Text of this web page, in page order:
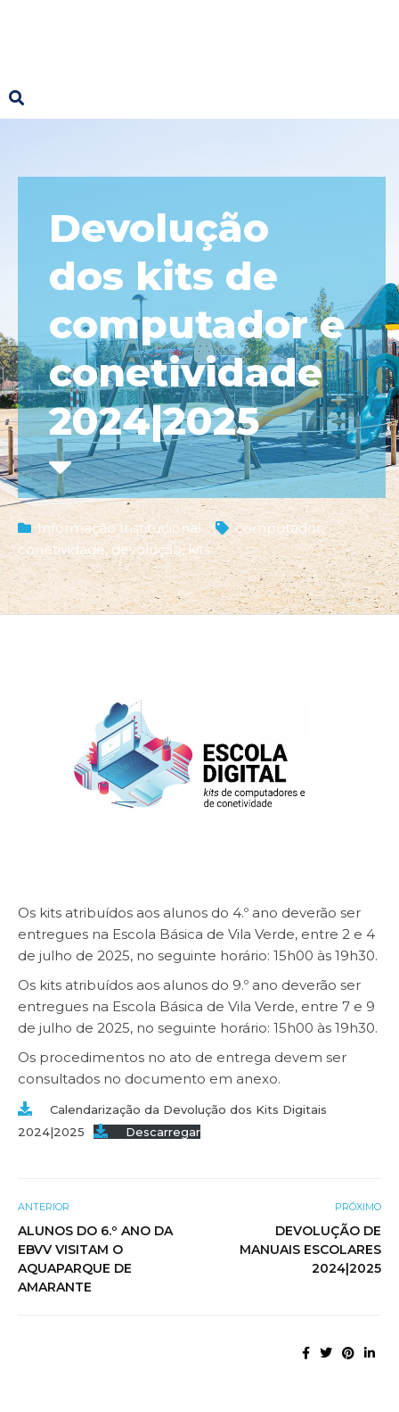
Devolução
dos kits de
computador e
conetividade
2024|2025
Informação Institucional computador,
conetividade, devolução,kits
Os kits atribuídos aos alunos do 4.º ano deverão ser
entregues na Escola Básica de Vila Verde, entre 2 e 4
de julho de 2025, no seguinte horário: 15h00 às 19h30.
Os kits atribuídos aos alunos do 9.º ano deverão ser
entregues na Escola Básica de Vila Verde, entre 7 e 9
de julho de 2025, no seguinte horário: 15h00 às 19h30.
Os procedimentos no ato de entrega devem ser
consultados no documento em anexo.
Calendarização da Devolução dos Kits Digitais
2024|2025
Descarregar
ANTERIOR
ALUNOS DO 6.º ANO DA
EBVV VISITAM O
AQUAPARQUE DE
AMARANTE
PRÓXIMO
DEVOLUÇÃO DE
MANUAIS ESCOLARES
2024|2025